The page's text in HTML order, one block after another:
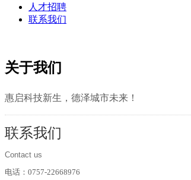
人才招聘
联系我们
关于我们
惠启科技新生，德泽城市未来！
联系我们
Contact us
电话：0757-22668976